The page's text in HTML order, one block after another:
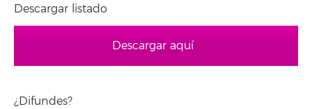
Descargar listado
Descargar aquí
¿Difundes?